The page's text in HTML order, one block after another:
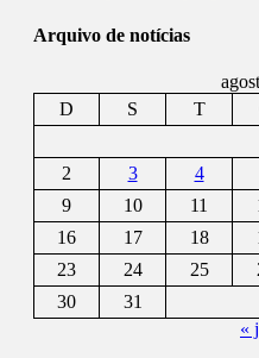
Arquivo de notícias
D
S T
2
3 4
9
10 11
16
17 18
23
24 25
30
31
«